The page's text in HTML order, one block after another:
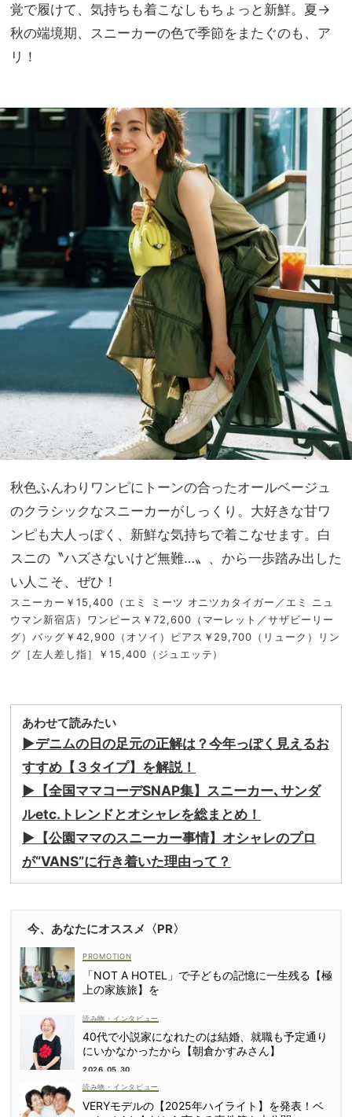
覚で履けて、気持ちも着こなしもちょっと新鮮。夏→
秋の端境期、スニーカーの色で季節をまたぐのも、ア
リ！
秋色ふんわりワンピにトーンの合ったオールベージュ
のクラシックなスニーカーがしっくり。大好きな甘ワ
ンピも大人っぽく、新鮮な気持ちで着こなせます。白
スニの〝ハズさないけど無難…〟、から一歩踏み出した
い人こそ、ぜひ！
スニーカー￥15,400（エミ ミーツ オニツカタイガー／エミ ニュ
ウマン新宿店）ワンピース￥72,600（マーレット／サザビーリー
グ）バッグ￥42,900（オソイ）ピアス￥29,700（リューク）リン
グ［左人差し指］￥15,400（ジュエッテ）
あわせて読みたい
▶︎デニムの日の足元の正解は？今年っぽく見えるお
すすめ【３タイプ】を解説！
▶︎【全国ママコーデSNAP集】スニーカー､サンダ
ルetc.トレンドとオシャレを総まとめ！
▶︎【公園ママのスニーカー事情】オシャレのプロ
が“VANS”に行き着いた理由って？
今、あなたにオススメ〈PR〉
「NOT A HOTEL」で子どもの記憶に一生残る【極
上の家族旅】を
読み物・インタビュー
40代で小説家になれたのは結婚、就職も予定通り
にいかなかったから【朝倉かすみさん】
2026.05.30
読み物・インタビュー
VERYモデルの【2025年ハイライト】を発表！ベ